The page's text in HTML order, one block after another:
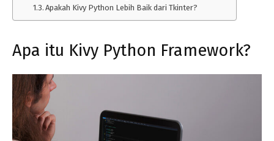
Apakah Kivy Python Lebih Baik dari Tkinter?
Apa itu Kivy Python Framework?